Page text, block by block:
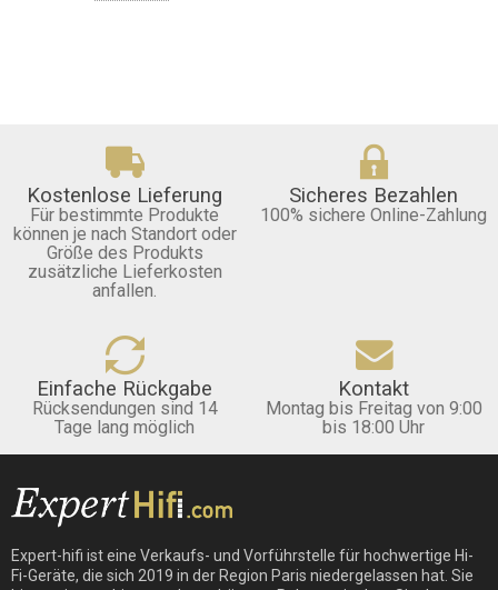
Kostenlose Lieferung
Für bestimmte Produkte
können je nach Standort oder
Größe des Produkts
zusätzliche Lieferkosten
anfallen.
Sicheres Bezahlen
100% sichere Online-Zahlung
Einfache Rückgabe
Rücksendungen sind 14
Tage lang möglich
Kontakt
Montag bis Freitag von 9:00
bis 18:00 Uhr
Expert-hifi ist eine Verkaufs- und Vorführstelle für hochwertige Hi-
Fi-Geräte, die sich 2019 in der Region Paris niedergelassen hat. Sie